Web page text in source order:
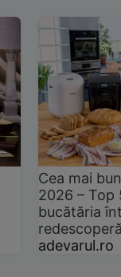
Cea mai
2026 –
bucătăria
adevarul.ro